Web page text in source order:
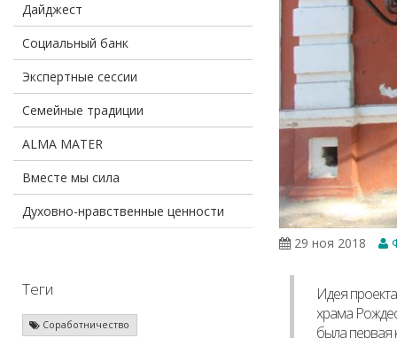
Дайджест
Социальный банк
Экспертные сессии
Семейные традиции
ALMA MATER
Вместе мы сила
Духовно-нравственные ценности
Теги
Соработничество
29 ноя 2018
Идея
храма
была первая